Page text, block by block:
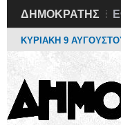
ΔΗΜΟΚΡΑΤΗΣ
ΚΥΡΙΑΚΗ 9